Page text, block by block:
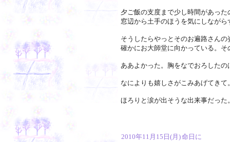
夕ご飯の支度まで少し時間があった
窓辺から土手のほうを気にしなが
そうしたらやっとそのお遍路さんの
確かにお大師堂に向かっている。
ああよかった。胸をなでおろしたの
なによりも嬉しさがこみあげてきて
ほろりと涙が出そうな出来事だった
2010年11月15日(月)命日に